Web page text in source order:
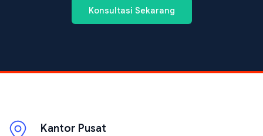
Konsultasi Sekarang
Kantor Pusat